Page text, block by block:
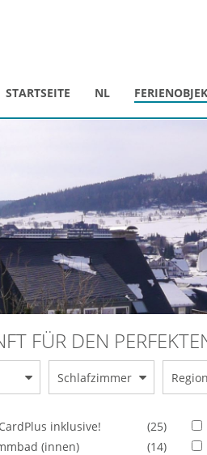
STARTSEITE NL
FÜR DEN
Schlafzimmer Region
inklusive! (25)
(innen)
(14)